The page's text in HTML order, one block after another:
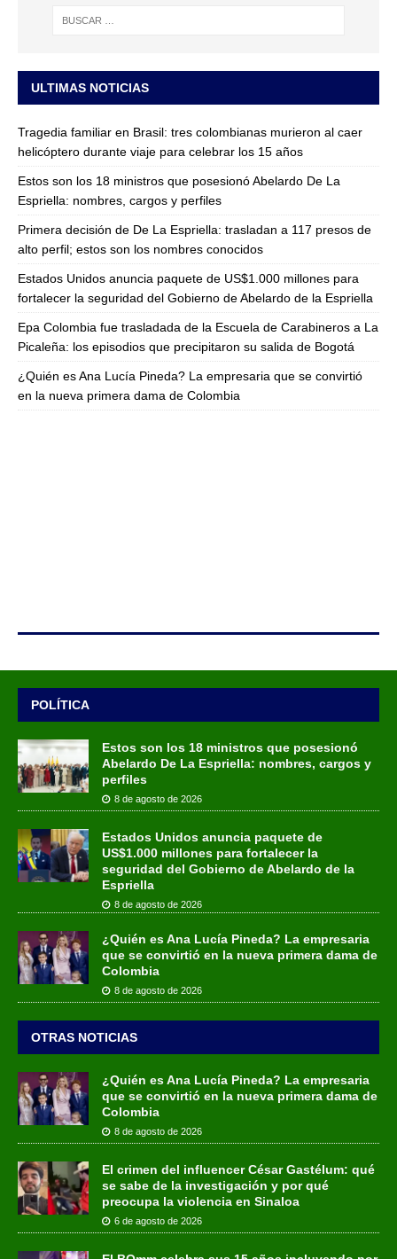
ULTIMAS NOTICIAS
Tragedia familiar en Brasil: tres colombianas murieron al caer
helicóptero durante viaje para celebrar los 15 años
Estos son los 18 ministros que posesionó Abelardo De La
Espriella: nombres, cargos y perfiles
Primera decisión de De La Espriella: trasladan a 117 presos de
alto perfil; estos son los nombres conocidos
Estados Unidos anuncia paquete de US$1.000 millones para
fortalecer la seguridad del Gobierno de Abelardo de la Espriella
Epa Colombia fue trasladada de la Escuela de Carabineros a La
Picaleña: los episodios que precipitaron su salida de Bogotá
¿Quién es Ana Lucía Pineda? La empresaria que se convirtió
en la nueva primera dama de Colombia
POLÍTICA
Estos son los 18 ministros que posesionó
Abelardo De La Espriella: nombres, cargos y
perfiles
8 de agosto de 2026
Estados Unidos anuncia paquete de
US$1.000 millones para fortalecer la
seguridad del Gobierno de Abelardo de la
Espriella
8 de agosto de 2026
¿Quién es Ana Lucía Pineda? La empresaria
que se convirtió en la nueva primera dama de
Colombia
8 de agosto de 2026
OTRAS NOTICIAS
¿Quién es Ana Lucía Pineda? La empresaria
que se convirtió en la nueva primera dama de
Colombia
8 de agosto de 2026
El crimen del influencer César Gastélum: qué
se sabe de la investigación y por qué
preocupa la violencia en Sinaloa
6 de agosto de 2026